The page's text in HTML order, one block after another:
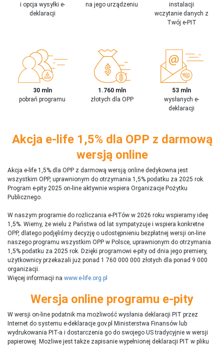
i opcja wysyłki e-
deklaracji
na jego urządzeniu
instalacji
wczytanie danych z
Twój e-PIT
30 mln
pobrań programu
1.760 mln
złotych dla OPP
53 mln
wysłanych e-
deklaracji
Akcja e-life 1,5% dla OPP z darmową
wersją online
Akcja e-life 1,5% dla OPP z darmową wersją online dedykowna jest
wszystkim OPP, uprawnionym do otrzymania 1,5% podatku za 2025 rok.
Program e-pity 2025 on-line aktywnie wspiera Organizacje Pożytku
Publicznego.
W naszym programie do rozliczania e-PITów w 2026 roku wspieramy ideę
1,5%. Wiemy, że wielu z Państwa od lat sympatyzuje i wspiera konkretne
OPP, dlatego podjęliśmy decyzję o udostępnieniu bezpłatnej wersji on-line
naszego programu wszystkim OPP w Polsce, uprawnionym do otrzymania
1,5% podatku za 2025 rok. Dzięki programowi e-pity od dnia jego premiery,
użytkownicy przekazali już ponad 1 760 000 000 złotych dla ponad 9 000
organizacji.
Więcej informacji na www.e-life.org.pl
Wersja online programu e-pity
W wersji on-line podatnik ma możliwość wysłania deklaracji PIT przez
Internet do systemu e-deklaracje.gov.pl Ministerstwa Finansów lub
wydrukowania PIT-a i dostarczenia go do swojego US tradycyjnie w wersji
papierowej. Możliwe jest także zapisanie wypełnionej deklaracji PIT w pliku